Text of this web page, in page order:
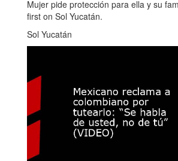
Mujer pide protección para ella y su
first on Sol Yucatán.
Sol Yucatán